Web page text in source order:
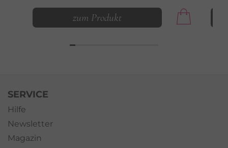
zum Produkt
SERVICE
Hilfe
Newsletter
Magazin